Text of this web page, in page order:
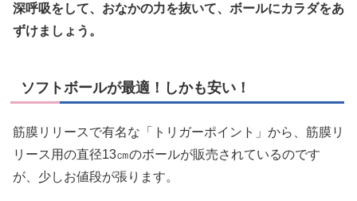
深呼吸をして、おなかの力を抜いて、ボールにカラダをあ
ずけましょう。
ソフトボールが最適！しかも安い！
筋膜リリースで有名な「トリガーポイント」から、筋膜リ
リース用の直径13㎝のボールが販売されているのです
が、少しお値段が張ります。